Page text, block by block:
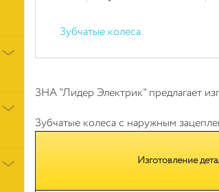
Зубчатые колеса
ЗНА "Лидер Электрик" предлагает
Зубчатые колеса с наружным
Изготовление